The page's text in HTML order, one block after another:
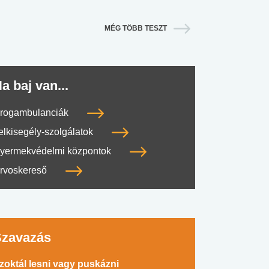
MÉG TÖBB TESZT
baj van...
szolgálatok
központok
lesni vagy puskázni